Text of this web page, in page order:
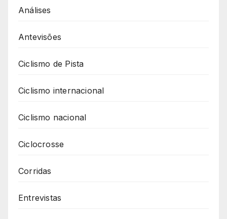
Análises
Antevisões
Ciclismo de Pista
Ciclismo internacional
Ciclismo nacional
Ciclocrosse
Corridas
Entrevistas